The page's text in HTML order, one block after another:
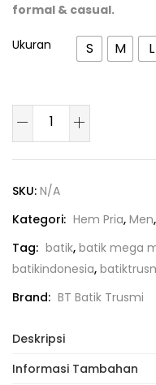
formal & casual.
Ukuran S M L
SKU: N/A
Kategori: Hem Pria, Men,
Tag: batik, batik mega
batikindonesia,
Brand: BT Batik Trusmi
Deskripsi
Informasi Tambahan